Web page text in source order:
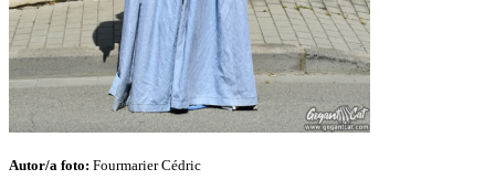
Autor/a foto: Fourmarier Cédric